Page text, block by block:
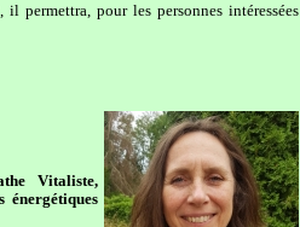
, il permettra, pour les personnes intéressées
Vitaliste,
énergétiques